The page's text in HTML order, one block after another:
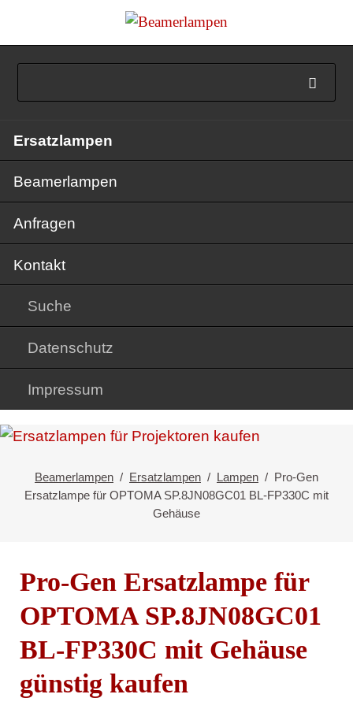
überspringen
Ersatzlampen
Beamerlampen
Anfragen
Kontakt
Suche
Datenschutz
Impressum
Beamerlampen Ersatzlampen Lampen
Pro-Gen
Ersatzlampe für OPTOMA SP.8JN08GC01 BL-FP330C mit
Gehäuse
Pro-Gen Ersatzlampe für
OPTOMA SP.8JN08GC01
BL-FP330C mit Gehäuse
günstig kaufen